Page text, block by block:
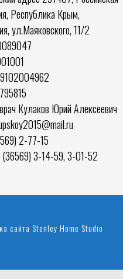
Республика Крым,
ул.Маяковского, 11/2
Кулаков Юрий Алексеевич
2-77-15
3-14-59, 3-01-52
сайта Stenley Home Studio